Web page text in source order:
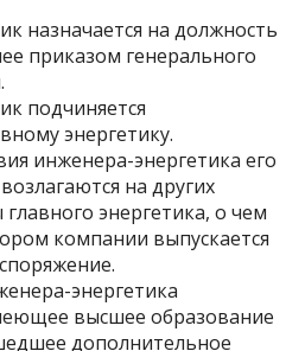
назначается на должность
приказом генерального
подчиняется
энергетику.
инженера-энергетика его
на других
энергетика, о чем
компании выпускается
энергетика
высшее образование
дополнительное